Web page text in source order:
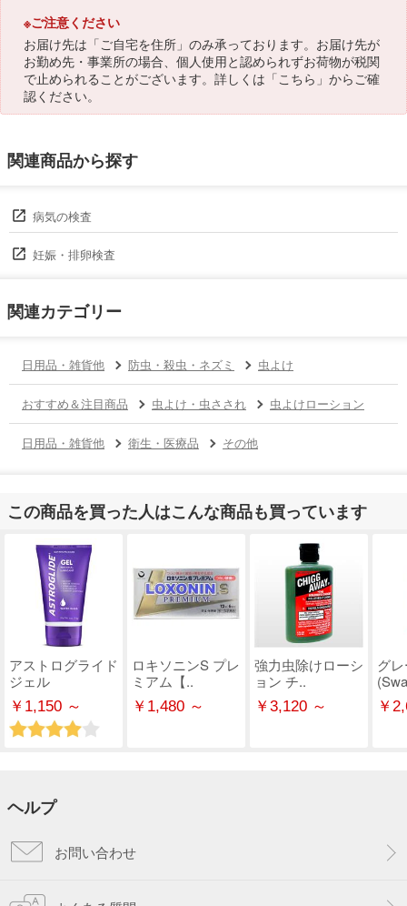
※ご注意ください
お届け先は「ご自宅を住所」のみ承っております。お届け先が
お勤め先・事業所の場合、個人使用と認められずお荷物が税関
で止められることがございます。詳しくは「こちら 」からご確
認ください。
関連商品から探す
病気の検査
妊娠・排卵検査
関連カテゴリー
日用品・雑貨他 防虫・殺虫・ネズミ 虫よけ
おすすめ＆注目商品 虫よけ・虫さされ 虫よけローション
日用品・雑貨他 衛生・医療品 その他
この商品を買った人はこんな商品も買っています
アストログライド
ジェル
￥1,150 ～
ロキソニンS プレ
ミアム【..
￥1,480 ～
強力虫除けローシ
ョン チ..
￥3,120 ～
グ
￥
ヘルプ
お問い合わせ